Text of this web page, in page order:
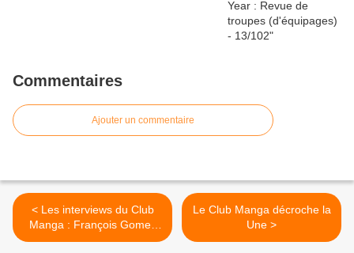
Commentaires
Ajouter un commentaire
< Les interviews du Club
Manga : François Gomes
(extrait)
Le Club Manga décroche la
Une >